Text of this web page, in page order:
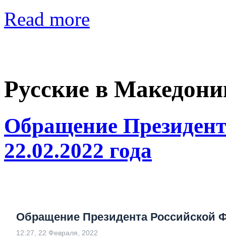
Read more
Русские в
Обращение
22.02.2022 года
Обращение Президента Российской
12:27, 22 Февраля, 2022